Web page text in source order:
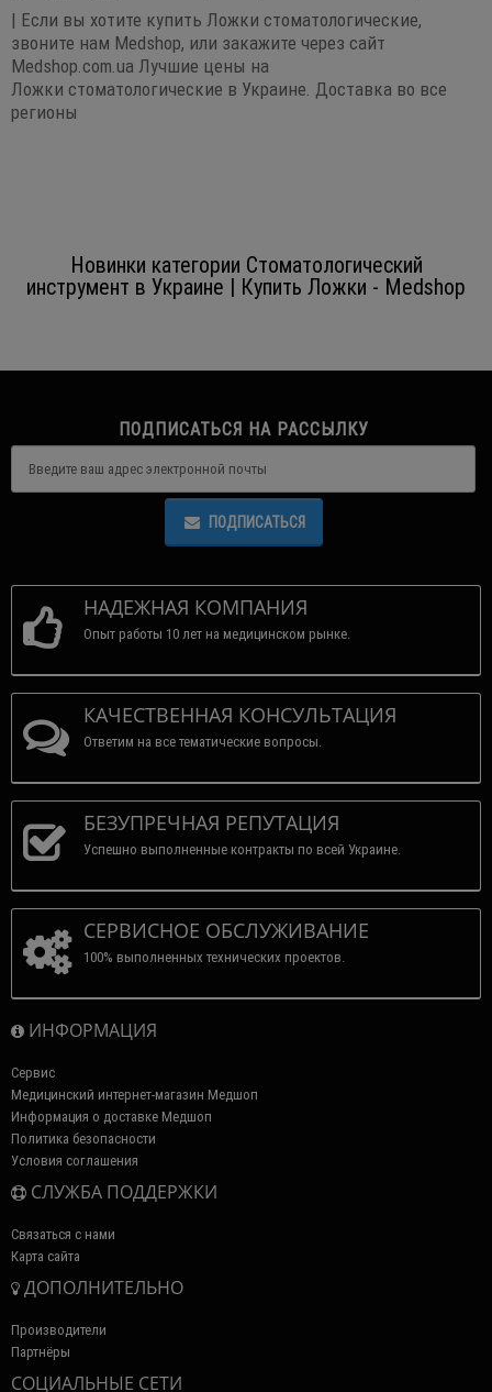
| Если вы хотите купить Ложки стоматологические,
звоните нам Medshop, или закажите через сайт
Medshop.com.ua Лучшие цены на
Ложки стоматологические в Украине. Доставка во все
регионы
Новинки категории Стоматологический
инструмент в Украине | Купить Ложки - Medshop
ПОДПИСАТЬСЯ НА РАССЫЛКУ
ПОДПИСАТЬСЯ
НАДЕЖНАЯ КОМПАНИЯ
Опыт работы 10 лет на медицинском рынке.
КАЧЕСТВЕННАЯ КОНСУЛЬТАЦИЯ
Ответим на все тематические вопросы.
БЕЗУПРЕЧНАЯ РЕПУТАЦИЯ
Успешно выполненные контракты по всей Украине.
СЕРВИСНОЕ ОБСЛУЖИВАНИЕ
100% выполненных технических проектов.
ИНФОРМАЦИЯ
Сервис
Медицинский интернет-магазин Медшоп
Информация о доставке Медшоп
Политика безопасности
Условия соглашения
СЛУЖБА ПОДДЕРЖКИ
Связаться с нами
Карта сайта
ДОПОЛНИТЕЛЬНО
Производители
Партнёры
СОЦИАЛЬНЫЕ СЕТИ